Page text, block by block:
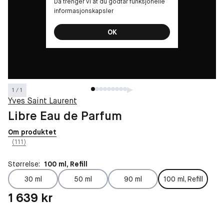
1 / 1
Da trenger vi at du godtar funksjonelle
informasjonskapsler
OK
Yves Saint Laurent
Libre Eau de Parfum
Om produktet
(111)
Størrelse: 100 ml, Refill
30 ml
50 ml 90 ml
100 ml, Refill
Pris: 1 639 kr
1 639 kr